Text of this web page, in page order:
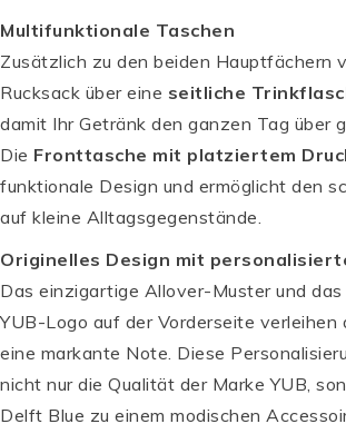
Multifunktionale Taschen
Zusätzlich zu den beiden Hauptfächern
Rucksack über eine seitliche
damit Ihr Getränk den ganzen Tag über
Die Fronttasche mit platziertem
funktionale Design und ermöglicht den
auf kleine Alltagsgegenstände.
Originelles Design mit
Das einzigartige Allover-Muster und das
YUB-Logo auf der Vorderseite verleihen
eine markante Note. Diese
nicht nur die Qualität der Marke YUB,
Delft Blue zu einem modischen